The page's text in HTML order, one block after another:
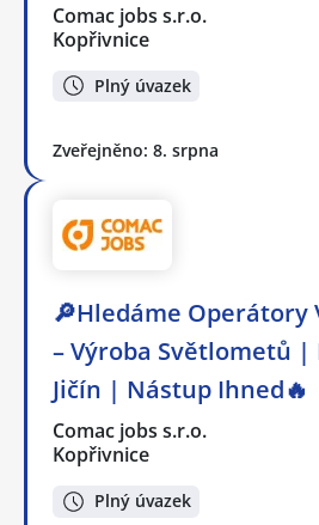
Comac jobs s.r.o.
Kopřivnice
Plný úvazek
Zveřejněno: 8. srpna
🔎Hledáme Operátory
– Výroba Světlometů |
Jičín | Nástup Ihned🔥
Comac jobs s.r.o.
Kopřivnice
Plný úvazek